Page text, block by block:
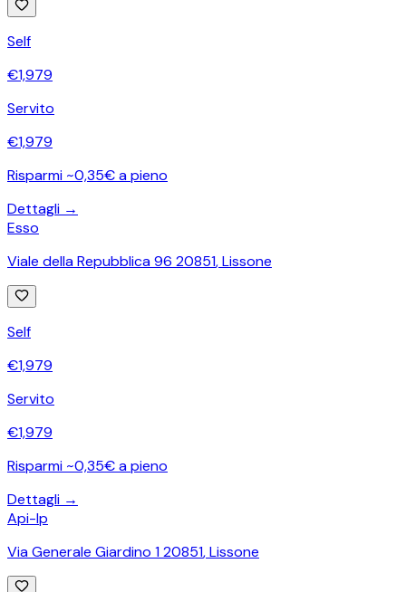
Self
€1,979
Servito
€1,979
Risparmi ~0,35€ a pieno
Dettagli →
Esso
Viale della Repubblica 96 20851,Lissone
Self
€1,979
Servito
€1,979
Risparmi ~0,35€ a pieno
Dettagli →
Api-Ip
Via Generale Giardino 1 20851,Lissone